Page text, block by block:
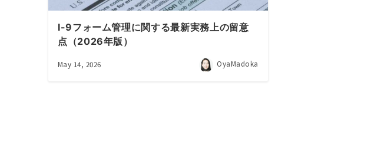
I-9フォーム管理に関する最新実務上の留意
点（2026年版）
May 14, 2026 OyaMadoka